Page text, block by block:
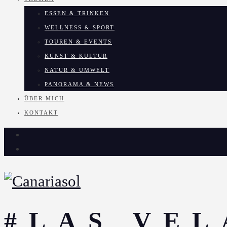
ESSEN & TRINKEN
WELLNESS & SPORT
TOUREN & EVENTS
KUNST & KULTUR
NATUR & UMWELT
PANORAMA & NEWS
ÜBER MICH
KONTAKT
#LAS